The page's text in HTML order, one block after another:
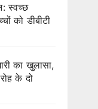
स्वच्छ
को डीबीटी
का खुलासा,
के दो